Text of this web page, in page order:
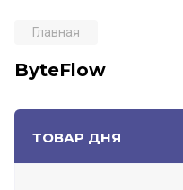
ТОВАР ДНЯ
Главная
ByteFlow